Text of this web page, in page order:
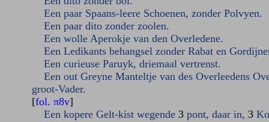
Een paar Spaans-leere Schoenen, zonder Polvyen.
Een paar dito zonder zoolen.
Een wolle Aperokje van den Overledene.
Een Ledikants behangsel zonder Rabat en
Een curieuse Paruyk, driemaal vertrenst.
Een out Greyne Manteltje van des Overleedens
groot-Vader.
[fol. π8v]
Een kopere Gelt-kist wegende 3 pont, daar in, 3